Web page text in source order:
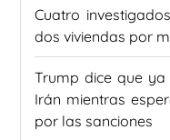
Cuatro
dos viviendas por
Trump dice que
Irán mientras
por las sanciones